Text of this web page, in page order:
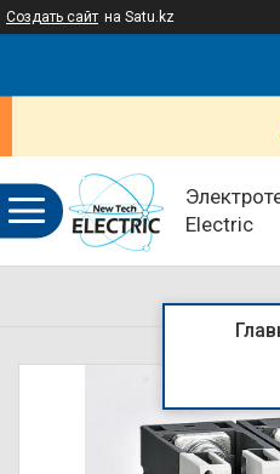
Создать сайт на Satu.kz
Electric